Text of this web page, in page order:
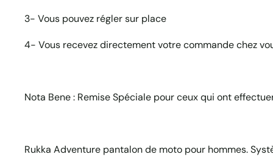
3- Vous pouvez régler sur place
4- Vous recevez directement votre commande chez
Nota Bene : Remise Spéciale pour ceux qui ont
Rukka Adventure pantalon de moto pour hommes.